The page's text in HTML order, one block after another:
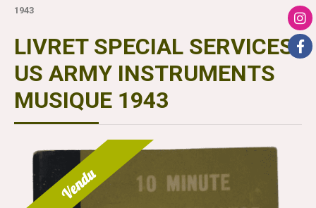
1943
LIVRET SPECIAL SERVICES
US ARMY INSTRUMENTS
MUSIQUE 1943
Vendu